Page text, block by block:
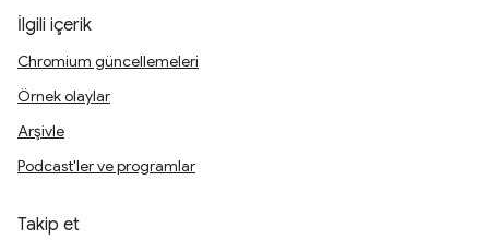
İlgili içerik
Chromium güncellemeleri
Örnek olaylar
Arşivle
Podcast'ler ve programlar
Takip et